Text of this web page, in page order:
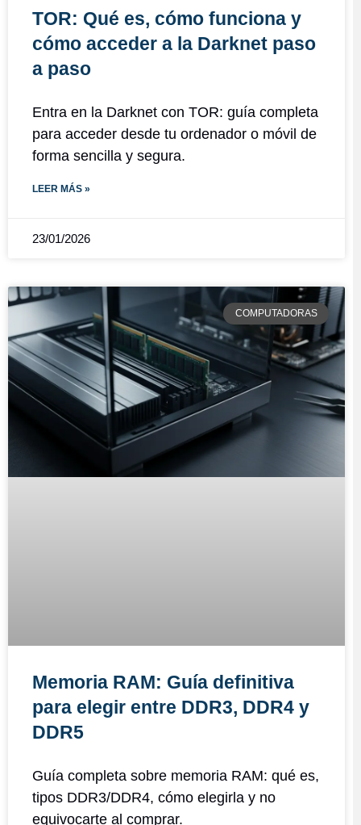
TOR: Qué es, cómo funciona y
cómo acceder a la Darknet paso
a paso
Entra en la Darknet con TOR: guía completa
para acceder desde tu ordenador o móvil de
forma sencilla y segura.
LEER MÁS »
23/01/2026
COMPUTADORAS
Memoria RAM: Guía definitiva
para elegir entre DDR3, DDR4 y
DDR5
Guía completa sobre memoria RAM: qué es,
tipos DDR3/DDR4, cómo elegirla y no
equivocarte al comprar.